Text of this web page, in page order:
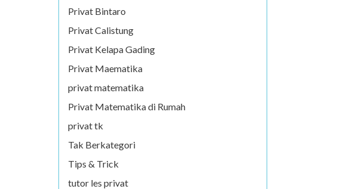
Privat Bintaro
Privat Calistung
Privat Kelapa Gading
Privat Maematika
privat matematika
Privat Matematika di Rumah
privat tk
Tak Berkategori
Tips & Trick
tutor les privat